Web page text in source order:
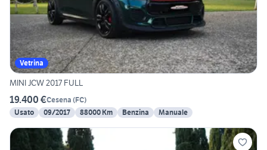
Vetrina
MINI JCW 2017 FULL
19.400 €Cesena (FC)
Usato
09/2017 88000 Km Benzina Manuale